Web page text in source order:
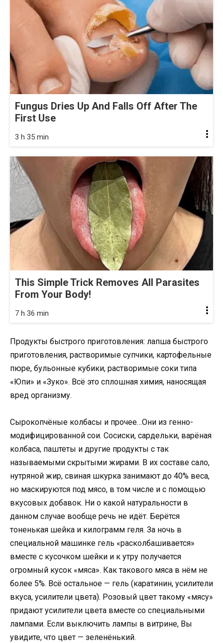
Fungus Dries Up And Falls Off After The
First Use
3 h 35 min
This Simple Trick Removes All Parasites
From Your Body!
7 h 36 min
Продукты быстрого приготовления: лапша быстрого
приготовления, растворимые супчики, картофельные
пюре, бульонные кубики, растворимые соки типа
«Юпи» и «Зуко». Всё это сплошная химия, наносящая
вред организму.
Сырокопчёные колбасы и прочее…Они из генно-
модифицированной сои. Сосиски, сардельки, варёная
колбаса, паштеты и другие продукты с так
называемыми скрытыми жирами. В их составе сало,
нутряной жир, свиная шкурка занимают до 40% веса,
но маскируются под мясо, в том числе и с помощью
вкусовых добавок. Ни о какой натуральности в
данном случае вообще речь не идёт. Берётся
тоненькая шейка и килограмм геля. За ночь в
специальной машинке гель «расколбашивается»
вместе с кусочком шейки и к утру получается
огромный кусок «мяса». Как такового мяса в нём не
более 5%. Всё остальное — гель (каратинин, усилители
вкуса, усилители цвета). Розовый цвет такому «мясу»
придают усилители цвета вместе со специальными
лампами. Если выключить лампы в витрине, Вы
увидите, что цвет — зеленёнький.